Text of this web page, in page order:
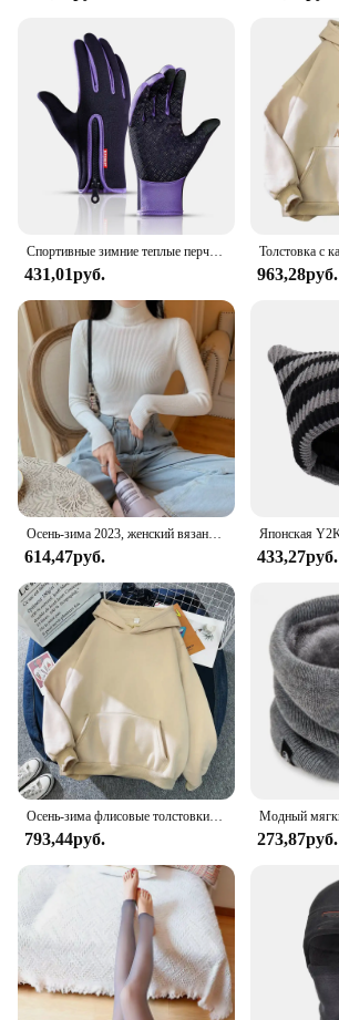
Спортивные зимние теплые перчатки унисекс с сенсорным экраном, закрывающие пальцы, для велоспорта, велосипеда, лыжного спорта, кемпинга, пешего туризма, мотоцикла
431,01руб. 963,28руб.
Осень-зима 2023, женский вязаный складной свитер с длинными рукавами, водолазка в рубчик, мягкий теплый женский джемпер, пуловер, одежда
614,47руб. 433,27руб.
Осень-зима флисовые толстовки модные повседневные толстовки для мужчин и женщин Harajuku теплые пуловеры большого размера 11 цветов уличная одежда в стиле хип-хоп
793,44руб. 273,87руб.